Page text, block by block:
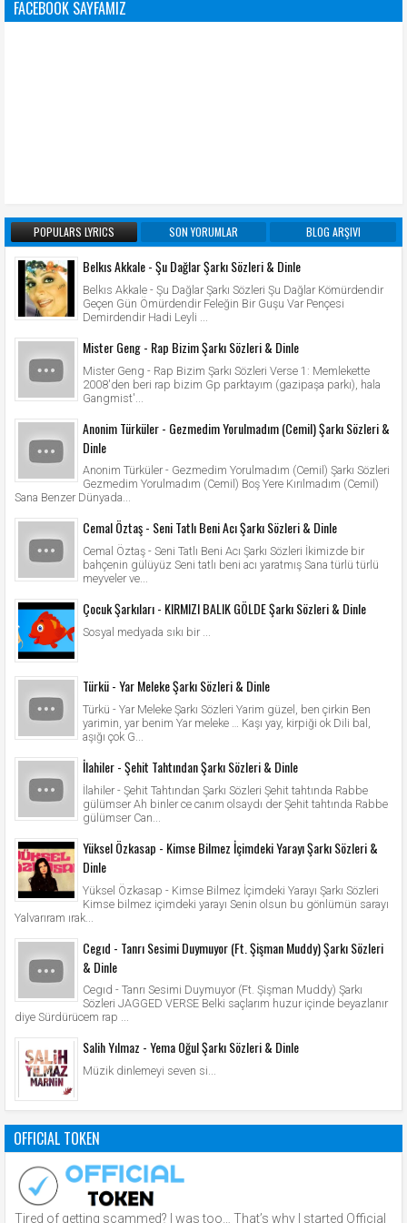
FACEBOOK SAYFAMIZ
POPULARS LYRICS SON YORUMLAR BLOG ARŞIVI
Belkıs Akkale - Şu Dağlar Şarkı Sözleri & Dinle
Belkıs Akkale - Şu Dağlar Şarkı Sözleri Şu Dağlar Kömürdendir
Geçen Gün Ömürdendir Feleğin Bir Guşu Var Pençesi
Demirdendir Hadi Leyli ...
Mister Geng - Rap Bizim Şarkı Sözleri & Dinle
Mister Geng - Rap Bizim Şarkı Sözleri Verse 1: Memlekette
2008'den beri rap bizim Gp parktayım (gazipaşa parkı), hala
Gangmist'...
Anonim Türküler - Gezmedim Yorulmadım (Cemil) Şarkı Sözleri &
Dinle
Anonim Türküler - Gezmedim Yorulmadım (Cemil) Şarkı Sözleri
Gezmedim Yorulmadım (Cemil) Boş Yere Kırılmadım (Cemil)
Sana Benzer Dünyada...
Cemal Öztaş - Seni Tatlı Beni Acı Şarkı Sözleri & Dinle
Cemal Öztaş - Seni Tatlı Beni Acı Şarkı Sözleri İkimizde bir
bahçenin gülüyüz Seni tatlı beni acı yaratmış Sana türlü türlü
meyveler ve...
Çocuk Şarkıları - KIRMIZI BALIK GÖLDE Şarkı Sözleri & Dinle
Sosyal medyada sıkı bir ...
Türkü - Yar Meleke Şarkı Sözleri & Dinle
Türkü - Yar Meleke Şarkı Sözleri Yarim güzel, ben çirkin Ben
yarimin, yar benim Yar meleke … Kaşı yay, kirpiği ok Dili bal,
aşığı çok G...
İlahiler - Şehit Tahtından Şarkı Sözleri & Dinle
İlahiler - Şehit Tahtından Şarkı Sözleri Şehit tahtında Rabbe
gülümser Ah binler ce canım olsaydı der Şehit tahtında Rabbe
gülümser Can...
Yüksel Özkasap - Kimse Bilmez İçimdeki Yarayı Şarkı Sözleri &
Dinle
Yüksel Özkasap - Kimse Bilmez İçimdeki Yarayı Şarkı Sözleri
Kimse bilmez içimdeki yarayı Senin olsun bu gönlümün sarayı
Yalvarıram ırak...
Cegıd - Tanrı Sesimi Duymuyor (Ft. Şişman Muddy) Şarkı Sözleri
& Dinle
Cegıd - Tanrı Sesimi Duymuyor (Ft. Şişman Muddy) Şarkı
Sözleri JAGGED VERSE Belki saçlarım huzur içinde beyazlanır
diye Sürdürücem rap ...
Salih Yılmaz - Yema Oğul Şarkı Sözleri & Dinle
Müzik dinlemeyi seven si...
OFFICIAL TOKEN
Tired of getting scammed? I was too… That’s why I started Official